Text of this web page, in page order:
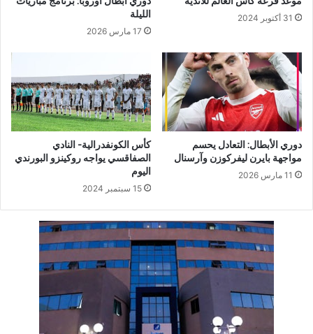
31 أكتوبر 2024
الليلة
17 مارس 2026
دوري الأبطال: التعادل يحسم
مواجهة بايرن ليفركوزن وآرسنال
11 مارس 2026
كأس الكونفدرالية- النادي
الصفاقسي يواجه روكينزو البورندي
اليوم
15 سبتمبر 2024